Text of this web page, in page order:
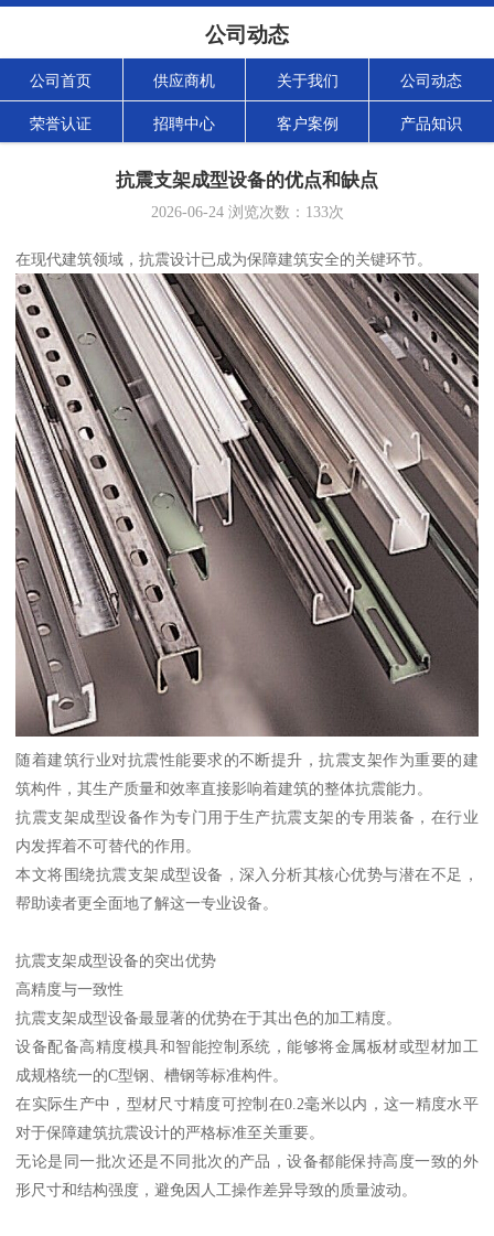
公司动态
公司首页 供应商机 关于我们 公司动态
荣誉认证 招聘中心 客户案例 产品知识
抗震支架成型设备的优点和缺点
2026-06-24浏览次数： 133次
在现代建筑领域，抗震设计已成为保障建筑安全的关键环节。
随着建筑行业对抗震性能要求的不断提升，抗震支架作为重要的建
筑构件，其生产质量和效率直接影响着建筑的整体抗震能力。
抗震支架成型设备作为专门用于生产抗震支架的专用装备，在行业
内发挥着不可替代的作用。
本文将围绕抗震支架成型设备，深入分析其核心优势与潜在不足，
帮助读者更全面地了解这一专业设备。
抗震支架成型设备的突出优势
高精度与一致性
抗震支架成型设备最显著的优势在于其出色的加工精度。
设备配备高精度模具和智能控制系统，能够将金属板材或型材加工
成规格统一的C型钢、槽钢等标准构件。
在实际生产中，型材尺寸精度可控制在0.2毫米以内，这一精度水平
对于保障建筑抗震设计的严格标准至关重要。
无论是同一批次还是不同批次的产品，设备都能保持高度一致的外
形尺寸和结构强度，避免因人工操作差异导致的质量波动。